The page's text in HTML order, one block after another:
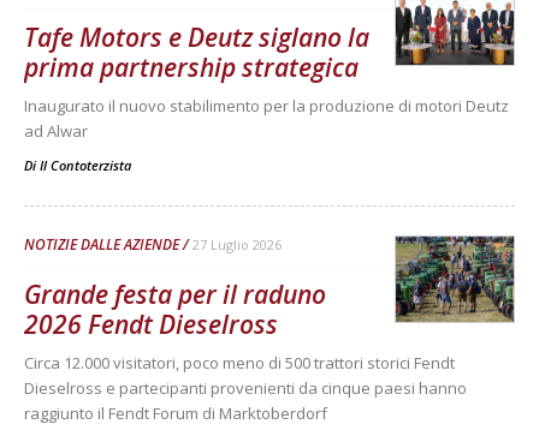
Tafe Motors e Deutz siglano la
prima partnership strategica
Inaugurato il nuovo stabilimento per la produzione di motori Deutz
ad Alwar
Di Il Contoterzista
NOTIZIE DALLE AZIENDE 27 Luglio 2026
Grande festa per il raduno
2026 Fendt Dieselross
Circa 12.000 visitatori, poco meno di 500 trattori storici Fendt
Dieselross e partecipanti provenienti da cinque paesi hanno
raggiunto il Fendt Forum di Marktoberdorf